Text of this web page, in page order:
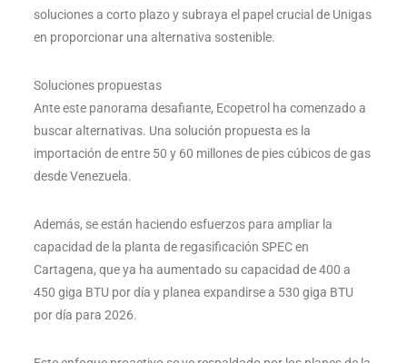
soluciones a corto plazo y subraya el papel crucial de Unigas
en proporcionar una alternativa sostenible.
Soluciones propuestas
Ante este panorama desafiante, Ecopetrol ha comenzado a
buscar alternativas. Una solución propuesta es la
importación de entre 50 y 60 millones de pies cúbicos de gas
desde Venezuela.
Además, se están haciendo esfuerzos para ampliar la
capacidad de la planta de regasificación SPEC en
Cartagena, que ya ha aumentado su capacidad de 400 a
450 giga BTU por día y planea expandirse a 530 giga BTU
por día para 2026.